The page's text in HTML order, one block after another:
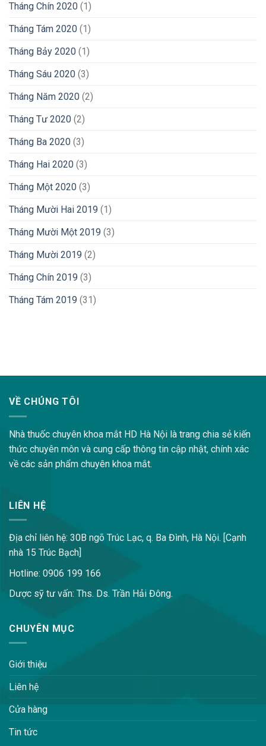
Tháng Chín 2020 (1)
Tháng Tám 2020 (1)
Tháng Bảy 2020 (1)
Tháng Sáu 2020 (3)
Tháng Năm 2020 (2)
Tháng Tư 2020 (2)
Tháng Ba 2020 (3)
Tháng Hai 2020 (3)
Tháng Một 2020 (3)
Tháng Mười Hai 2019 (1)
Tháng Mười Một 2019 (3)
Tháng Mười 2019 (2)
Tháng Chín 2019 (3)
Tháng Tám 2019 (31)
VỀ CHÚNG TÔI
Nhà thuốc chuyên khoa mắt HD Hà Nội là trang chia sẻ kiến
thức chuyên môn và cung cấp thông tin cập nhật, chính xác
về các sản phẩm chuyên khoa mắt.
LIÊN HỆ
Địa chỉ liên hệ: 30B ngõ Trúc Lạc, q. Ba Đình, Hà Nội. [Cạnh
nhà 15 Trúc Bạch]
Hotline: 0906 199 166
Dược sỹ tư vấn: Ths. Ds. Trần Hải Đông.
CHUYÊN MỤC
Giới thiệu
Liên hệ
Cửa hàng
Tin tức